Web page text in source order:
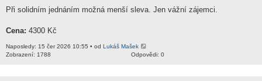
Při solidním jednáním možná menší sleva. Jen vážní zájemci.
Cena: 4300 Kč
Naposledy: 15 čer 2026 10:55 • od Lukáš Mašek
Odpovědi: 0
Zobrazení: 1788